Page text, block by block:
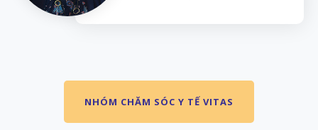
NHÓM CHĂM SÓC Y TẾ VITAS